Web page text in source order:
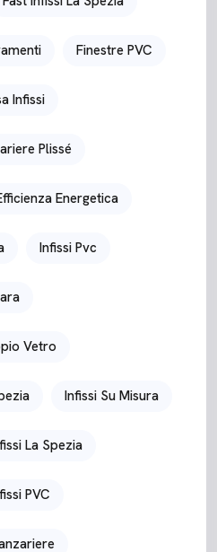
Finestre PVC
Infissi
Plissé
Energetica
Infissi Pvc
Vetro
Infissi Su Misura
La Spezia
PVC